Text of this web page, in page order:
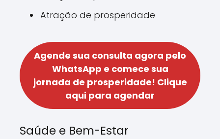
Atração de prosperidade
Agende sua consulta agora pelo
WhatsApp e comece sua
jornada de prosperidade! Clique
aqui para agendar
Saúde e Bem-Estar